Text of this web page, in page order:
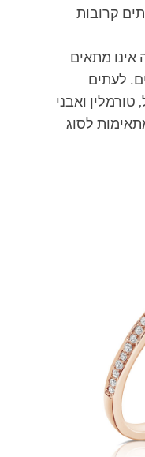
קרובות
אינו מתאים
לעתים
ואבני
לסוג